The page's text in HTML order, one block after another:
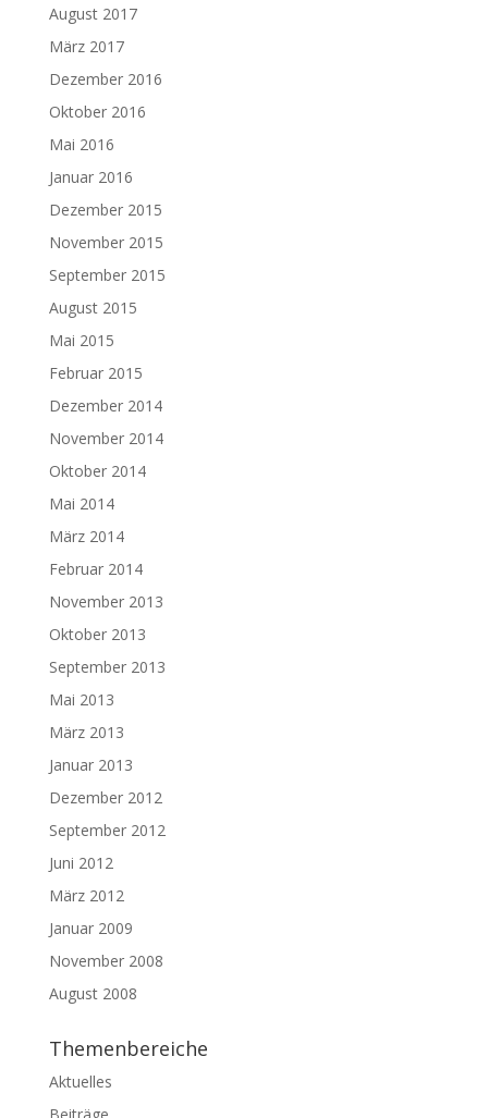
August 2017
März 2017
Dezember 2016
Oktober 2016
Mai 2016
Januar 2016
Dezember 2015
November 2015
September 2015
August 2015
Mai 2015
Februar 2015
Dezember 2014
November 2014
Oktober 2014
Mai 2014
März 2014
Februar 2014
November 2013
Oktober 2013
September 2013
Mai 2013
März 2013
Januar 2013
Dezember 2012
September 2012
Juni 2012
März 2012
Januar 2009
November 2008
August 2008
Themenbereiche
Aktuelles